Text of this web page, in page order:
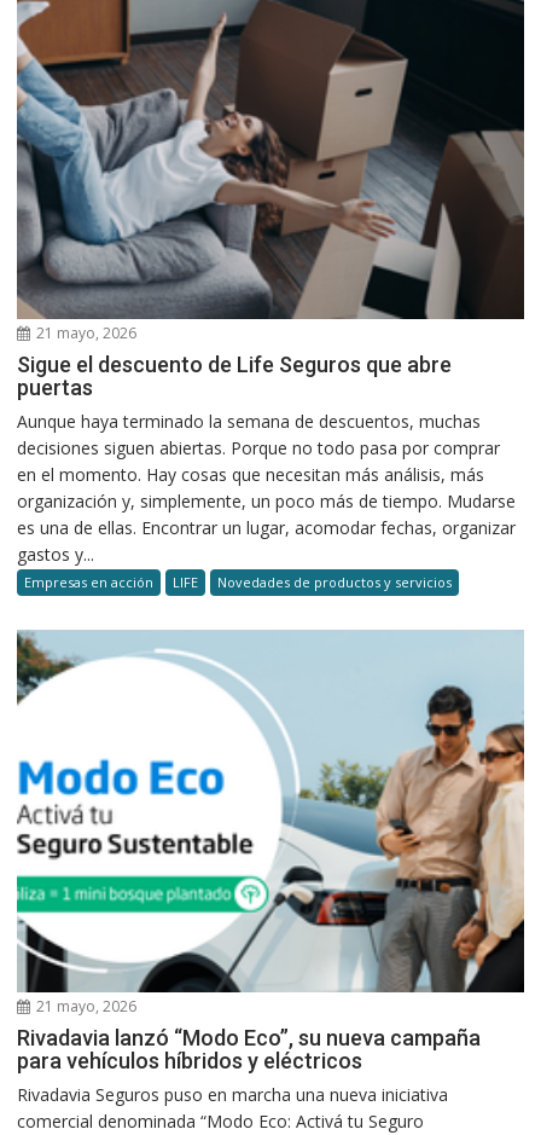
21 mayo, 2026
Sigue el descuento de Life Seguros que abre
puertas
Aunque haya terminado la semana de descuentos, muchas
decisiones siguen abiertas. Porque no todo pasa por comprar
en el momento. Hay cosas que necesitan más análisis, más
organización y, simplemente, un poco más de tiempo. Mudarse
es una de ellas. Encontrar un lugar, acomodar fechas, organizar
gastos y...
Empresas en acción LIFE Novedades de productos y servicios
21 mayo, 2026
Rivadavia lanzó “Modo Eco”, su nueva campaña
para vehículos híbridos y eléctricos
Rivadavia Seguros puso en marcha una nueva iniciativa
comercial denominada “Modo Eco: Activá tu Seguro